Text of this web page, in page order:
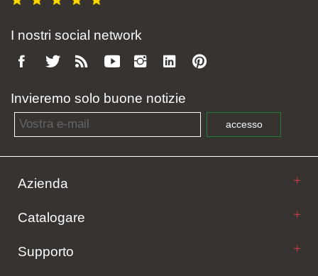
I nostri social network
Invieremo solo buone notizie
Email address
accesso
Azienda
Catalogare
Supporto